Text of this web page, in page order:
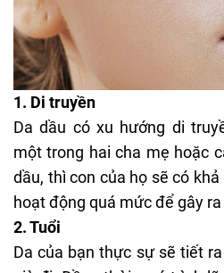
1. Di truyền
Da dầu có xu hướng di
một trong hai cha mẹ hoặc
dầu, thì con của họ sẽ có
hoạt động quá mức để gây
2. Tuổi
Da của bạn thực sự sẽ tiết